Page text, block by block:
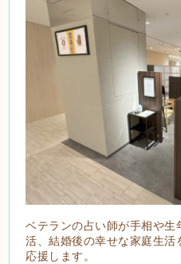
ベテランの占い師が手相や
活、結婚後の幸せな家庭生活
応援します。